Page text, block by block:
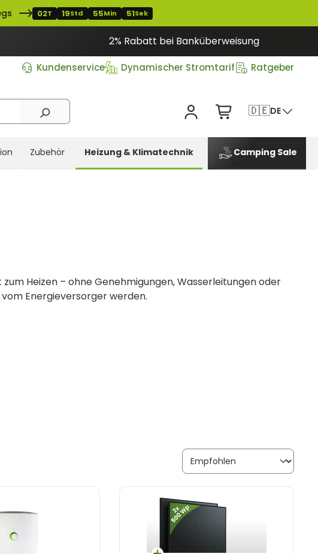
02T 19Std 55Min 50Sek
2% Rabatt bei Banküberweisung
Kundenservice Dynamischer Stromtarif Ratgeber
🇩🇪DE
Zubehör Heizung & Klimatechnik Camping Sale
Heizen – ohne Genehmigungen, Wasserleitungen oder
Energieversorger werden.